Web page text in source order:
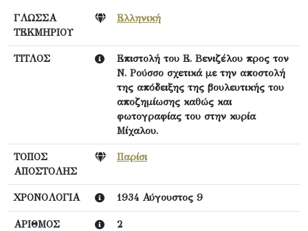
ΓΛΩΣΣΑ
ΤΕΚΜΗΡΙΟΥ
Ελληνική
ΤΙΤΛΟΣ
Επιστολή του Ε. Βενιζέλου προς τον
Ν. Ρούσσο σχετικά με την αποστολή
της απόδειξης της βουλευτικής του
αποζημίωσης καθώς και
φωτογραφίας του στην κυρία
Μίχαλου.
ΤΟΠΟΣ
ΑΠΟΣΤΟΛΗΣ
Παρίσι
ΧΡΟΝΟΛΟΓΙΑ 1934 Αύγουστος 9
ΑΡΙΘΜΟΣ
2